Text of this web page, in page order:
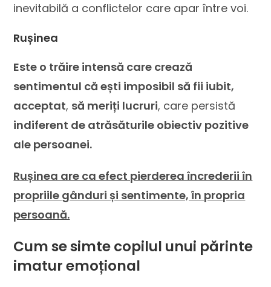
inevitabilă a conflictelor care apar între voi.
Rușinea
Este o trăire intensă care crează
sentimentul că ești imposibil să fii iubit,
acceptat, să meriți lucruri, care persistă
indiferent de atrăsăturile obiectiv pozitive
ale persoanei.
Rușinea are ca efect pierderea încrederii în
propriile gânduri și sentimente, în propria
persoană.
Cum se simte copilul unui părinte
imatur emoțional